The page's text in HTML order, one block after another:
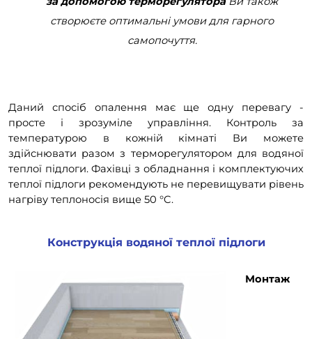
створюєте оптимальні умови для гарного
самопочуття.
Даний спосіб опалення має ще одну перевагу -
просте і зрозуміле управління. Контроль за
температурою в кожній кімнаті Ви можете
здійснювати разом з терморегулятором для водяної
теплої підлоги. Фахівці з обладнання і комплектуючих
теплої підлоги рекомендують не перевищувати рівень
нагріву теплоносія вище 50 °C.
Конструкція водяної теплої підлоги
Монтаж